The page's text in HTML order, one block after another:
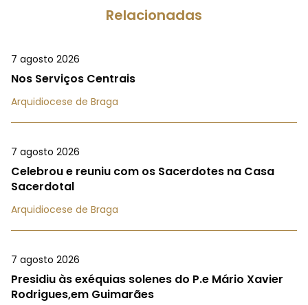
Relacionadas
7 agosto 2026
Nos Serviços Centrais
Arquidiocese de Braga
7 agosto 2026
Celebrou e reuniu com os Sacerdotes na Casa
Sacerdotal
Arquidiocese de Braga
7 agosto 2026
Presidiu às exéquias solenes do P.e Mário Xavier
Rodrigues,em Guimarães